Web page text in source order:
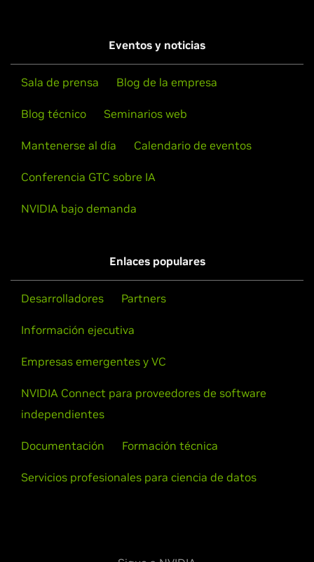
Eventos y noticias
Sala de prensa Blog de la empresa
Blog técnico Seminarios web
Mantenerse al día Calendario de eventos
Conferencia GTC sobre IA
NVIDIA bajo demanda
Enlaces populares
Desarrolladores Partners
Información ejecutiva
Empresas emergentes y VC
NVIDIA Connect para proveedores de software
independientes
Documentación Formación técnica
Servicios profesionales para ciencia de datos